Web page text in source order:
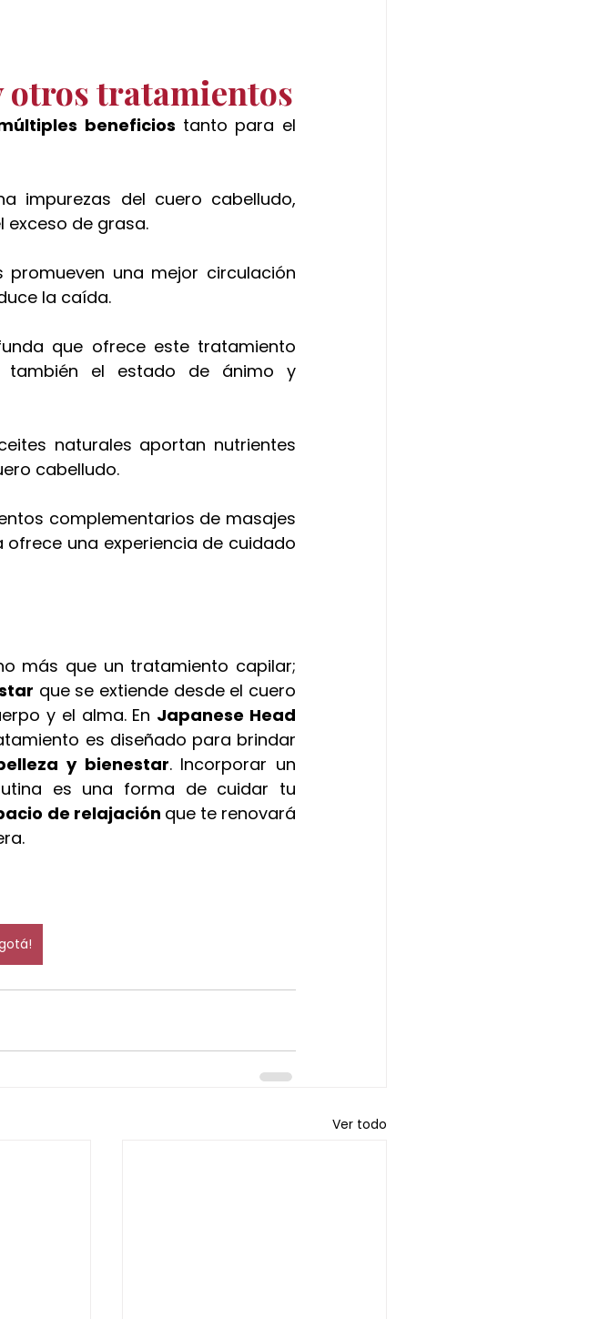
otros tratamientos
beneficios tanto para el
impurezas del cuero cabelludo,
exceso de grasa.
promueven una mejor circulación
la caída.
que ofrece este tratamiento
también el estado de ánimo y
naturales aportan nutrientes
cabelludo.
complementarios de masajes
una experiencia de cuidado
más que un tratamiento capilar;
que se extiende desde el cuero
y el alma. En Japanese Head
es diseñado para brindar
y bienestar
es una forma de cuidar tu
de relajación que te renovará
Ver todo